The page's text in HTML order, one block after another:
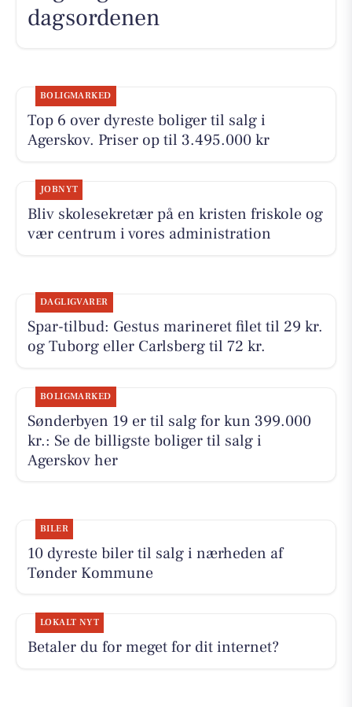
dagsordenen
BOLIGMARKED
Top 6 over dyreste boliger til salg i
Agerskov. Priser op til 3.495.000 kr
JOBNYT
Bliv skolesekretær på en kristen friskole og
vær centrum i vores administration
DAGLIGVARER
Spar-tilbud: Gestus marineret filet til 29 kr.
og Tuborg eller Carlsberg til 72 kr.
BOLIGMARKED
Sønderbyen 19 er til salg for kun 399.000
kr.: Se de billigste boliger til salg i
Agerskov her
BILER
10 dyreste biler til salg i nærheden af
Tønder Kommune
LOKALT NYT
Betaler du for meget for dit internet?